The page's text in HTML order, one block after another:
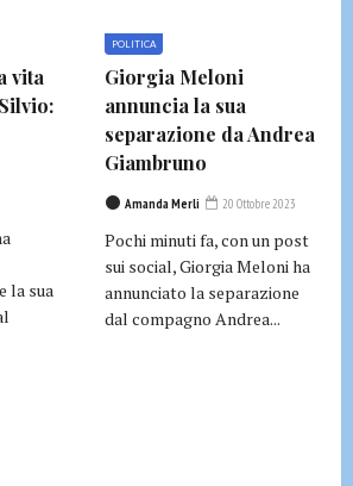
vita
la sua
POLITICA
Giorgia Meloni
annuncia la sua
separazione da Andrea
Giambruno
Amanda Merli 20 Ottobre 2023
Pochi minuti fa, con un post
sui social, Giorgia Meloni ha
annunciato la separazione
dal compagno Andrea...